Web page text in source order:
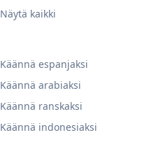
Näytä kaikki
Käännä espanjaksi
Käännä arabiaksi
Käännä ranskaksi
Käännä indonesiaksi